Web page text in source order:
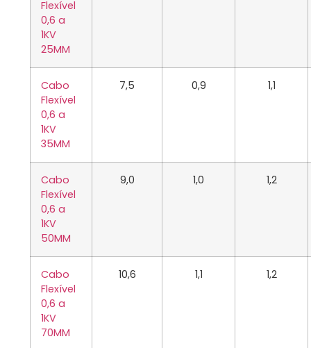
Flexível
0,6 a
1KV
25MM
Cabo
Flexível
0,6 a
1KV
35MM
7,5 0,9 1,1
Cabo
Flexível
0,6 a
1KV
50MM
9,0 1,0 1,2
Cabo
Flexível
0,6 a
1KV
70MM
10,6 1,1 1,2